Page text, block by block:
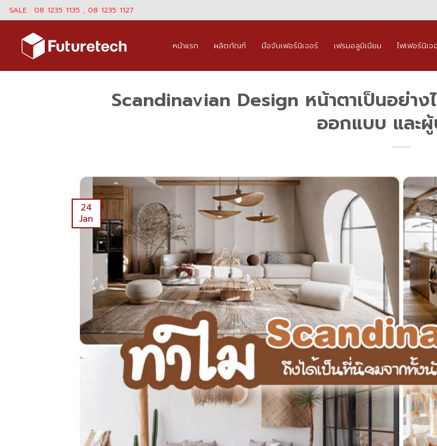
Skip
to
content
SALE : 08 1235 1135 , 08 1235 1127
หน้าแรก ผลิตภัณฑ์ มือจับเฟอร์นิเจอร์ เฟรมอลูมิเนียม ไฟเฟอร์นิเจ
Scandinavian Design หน้าตาเป็นอย่า
ออกแบบ และ
24
Jan